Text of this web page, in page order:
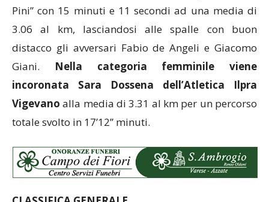
Pini” con 15 minuti e 11 secondi ad una media di
3.06 al km, lasciandosi alle spalle con buon
distacco gli avversari Fabio de Angeli e Giacomo
Giani. Nella categoria femminile viene
incoronata Sara Dossena dell’Atletica Ilpra
Vigevano alla media di 3.31 al km per un percorso
totale svolto in 17’12’’ minuti.